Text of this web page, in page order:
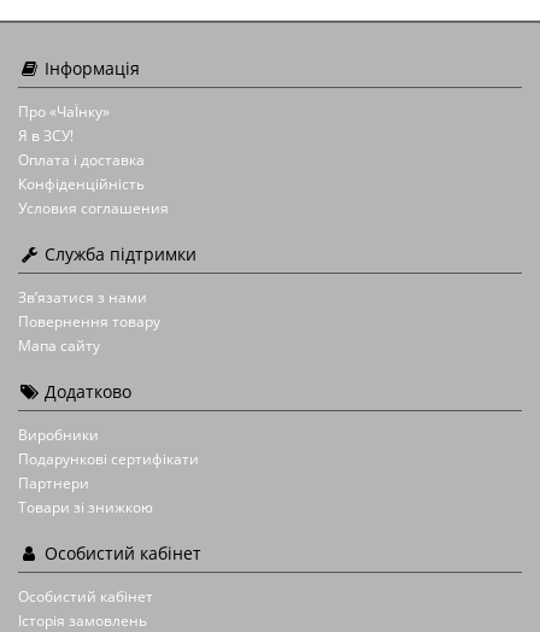
Інформація
Про «ЧаЇнку»
Я в ЗСУ!
Оплата і доставка
Конфіденційність
Условия соглашения
Служба підтримки
Зв’язатися з нами
Повернення товару
Мапа сайту
Додатково
Виробники
Подарункові сертифікати
Партнери
Товари зі знижкою
Особистий кабінет
Особистий кабінет
Історія замовлень